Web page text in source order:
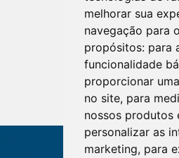
melhorar sua
navegação para
propósitos: para
funcionalidade
proporcionar
no site, para
nossos produtos
personalizar as
marketing, para